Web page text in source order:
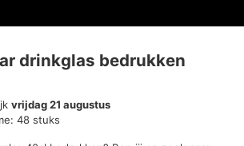
drinkglas bedrukken
vrijdag 21 augustus
48 stuks